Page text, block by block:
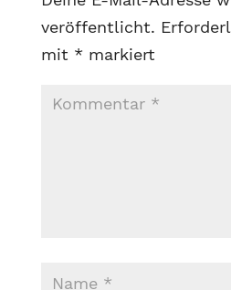
veröffentlicht.
mit * markiert